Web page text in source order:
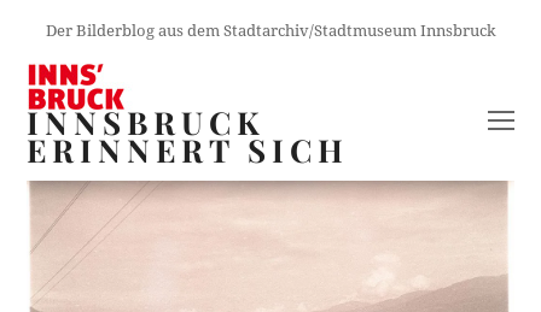
Der Bilderblog aus dem Stadtarchiv/Stadtmuseum Innsbruck
INNSBRUCK
ERINNERT SICH